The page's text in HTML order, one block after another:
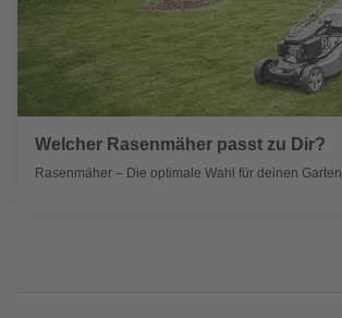
Welcher Rasenmäher passt zu Dir?
Rasenmäher – Die optimale Wahl für deinen Garten